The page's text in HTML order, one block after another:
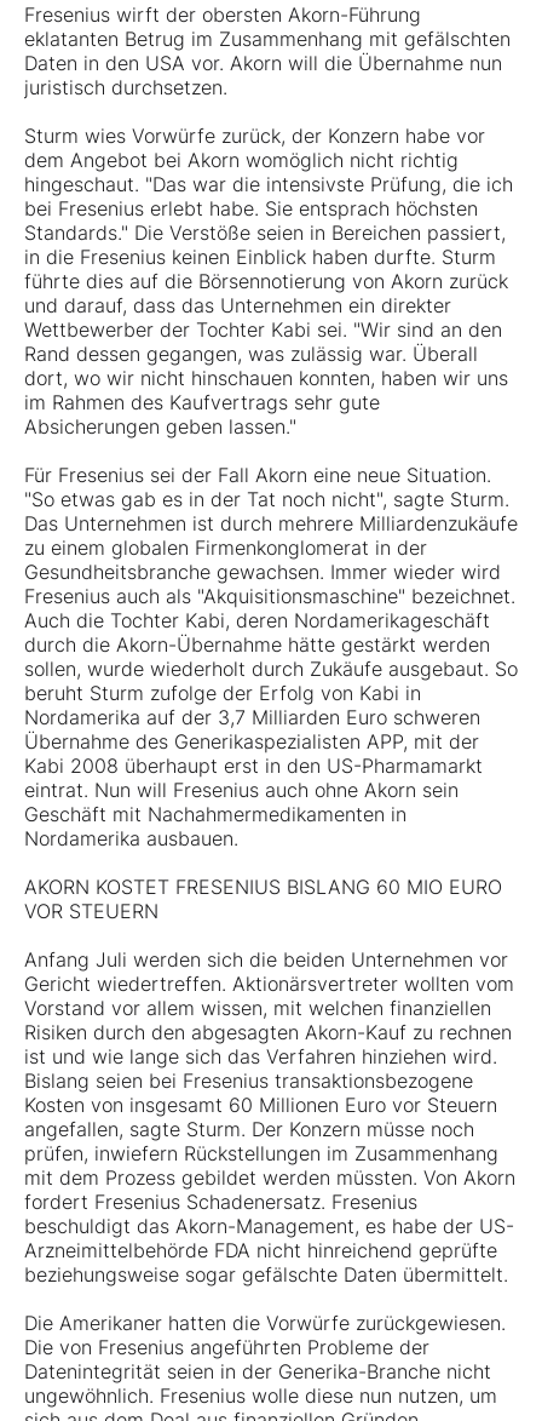
Kontakt
Fresenius wirft der obersten Akorn-Führung
eklatanten Betrug im Zusammenhang mit gefälschten
Daten in den USA vor. Akorn will die Übernahme nun
juristisch durchsetzen.
Sturm wies Vorwürfe zurück, der Konzern habe vor
dem Angebot bei Akorn womöglich nicht richtig
hingeschaut. "Das war die intensivste Prüfung, die ich
bei Fresenius erlebt habe. Sie entsprach höchsten
Standards." Die Verstöße seien in Bereichen passiert,
in die Fresenius keinen Einblick haben durfte. Sturm
führte dies auf die Börsennotierung von Akorn zurück
und darauf, dass das Unternehmen ein direkter
Wettbewerber der Tochter Kabi sei. "Wir sind an den
Rand dessen gegangen, was zulässig war. Überall
dort, wo wir nicht hinschauen konnten, haben wir uns
im Rahmen des Kaufvertrags sehr gute
Absicherungen geben lassen."
Für Fresenius sei der Fall Akorn eine neue Situation.
"So etwas gab es in der Tat noch nicht", sagte Sturm.
Das Unternehmen ist durch mehrere Milliardenzukäufe
zu einem globalen Firmenkonglomerat in der
Gesundheitsbranche gewachsen. Immer wieder wird
Fresenius auch als "Akquisitionsmaschine" bezeichnet.
Auch die Tochter Kabi, deren Nordamerikageschäft
durch die Akorn-Übernahme hätte gestärkt werden
sollen, wurde wiederholt durch Zukäufe ausgebaut. So
beruht Sturm zufolge der Erfolg von Kabi in
Nordamerika auf der 3,7 Milliarden Euro schweren
Übernahme des Generikaspezialisten APP, mit der
Kabi 2008 überhaupt erst in den US-Pharmamarkt
eintrat. Nun will Fresenius auch ohne Akorn sein
Geschäft mit Nachahmermedikamenten in
Nordamerika ausbauen.
AKORN KOSTET FRESENIUS BISLANG 60 MIO EURO
VOR STEUERN
Anfang Juli werden sich die beiden Unternehmen vor
Gericht wiedertreffen. Aktionärsvertreter wollten vom
Vorstand vor allem wissen, mit welchen finanziellen
Risiken durch den abgesagten Akorn-Kauf zu rechnen
ist und wie lange sich das Verfahren hinziehen wird.
Bislang seien bei Fresenius transaktionsbezogene
Kosten von insgesamt 60 Millionen Euro vor Steuern
angefallen, sagte Sturm. Der Konzern müsse noch
prüfen, inwiefern Rückstellungen im Zusammenhang
mit dem Prozess gebildet werden müssten. Von Akorn
fordert Fresenius Schadenersatz. Fresenius
beschuldigt das Akorn-Management, es habe der US-
Arzneimittelbehörde FDA nicht hinreichend geprüfte
beziehungsweise sogar gefälschte Daten übermittelt.
Die Amerikaner hatten die Vorwürfe zurückgewiesen.
Die von Fresenius angeführten Probleme der
Datenintegrität seien in der Generika-Branche nicht
ungewöhnlich. Fresenius wolle diese nun nutzen, um